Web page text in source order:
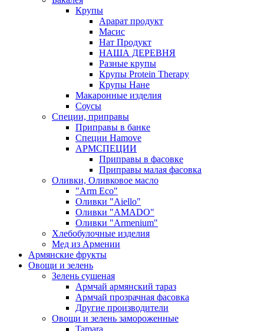
Крупы
Арарат продукт
Масис
Нат Продукт
НАША ДЕРЕВНЯ
Разные крупы
Крупы Protein Therapy
Крупы Нане
Макаронные изделия
Соусы
Специи, приправы
Приправы в банке
Специи Hamove
АРМСПЕЦИИ
Приправы в фасовке
Приправы малая фасовка
Оливки, Оливковое масло
"Arm Eco"
Оливки "Aiello"
Оливки "AMADO"
Оливки "Armenium"
Хлебобулочные изделия
Мед из Армении
Армянские фрукты
Овощи и зелень
Зелень сушеная
Армчай армянский тараз
Армчай прозрачная фасовка
Другие производители
Овощи и зелень замороженные
Tamara